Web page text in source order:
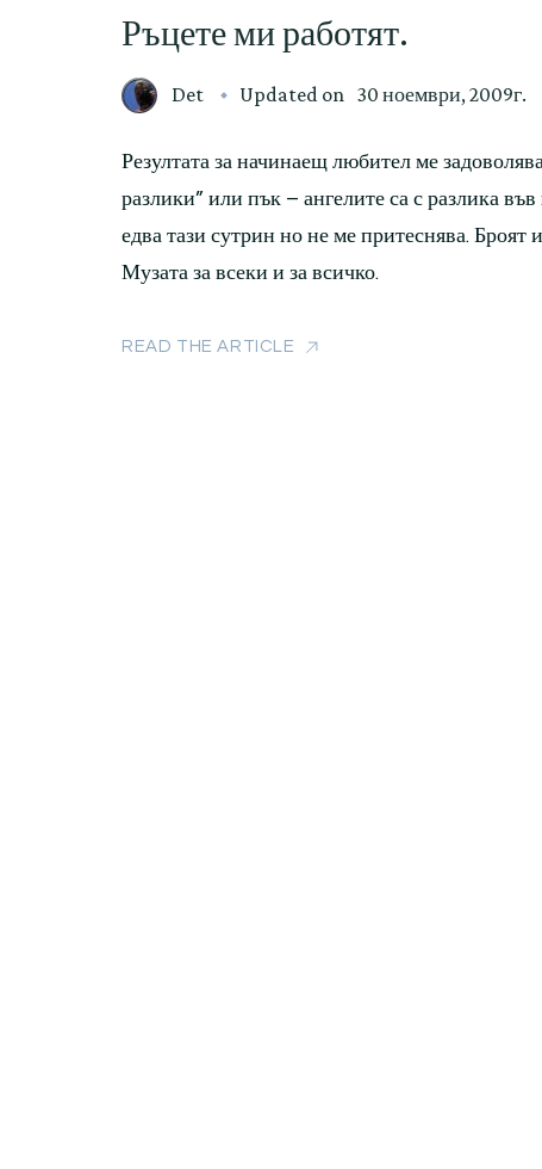
Ръцете ми работят.
Det Updated on 30 ноември, 2009г.
Резултата за начинаещ любител ме
разлики” или пък – ангелите са с разлика
едва тази сутрин но не ме притеснява. Броят
Музата за всеки и за всичко.
READ THE ARTICLE